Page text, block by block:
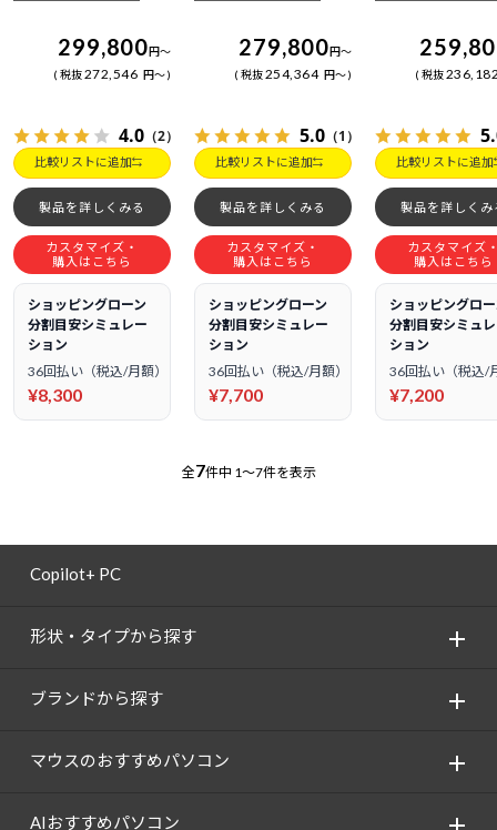
299,800円～
税抜272,546 円～
4.0 （2）
比較リストに追加
製品を詳しくみる
カスタマイズ・
購入はこちら
ショッピングローン
分割目安シミュレー
ション
36回払い（税込/月額）
¥8,300
279,800円～
税抜254,364 円～
5.0 （1）
比較リストに追加
製品を詳しくみる
カスタマイズ・
購入はこちら
ショッピングローン
分割目安シミュレー
ション
36回払い（税込/月額）
¥7,700
税抜
比較リストに追加
製品を詳しくみ
カスタマイズ
購入はこちら
ショッピングロ
分割目安シミュ
ション
36回払い（税込/
¥7,200
全7件中 1～7件を表示
Copilot+ PC
形状・タイプから探す
ブランドから探す
マウスのおすすめパソコン
AIおすすめパソコン